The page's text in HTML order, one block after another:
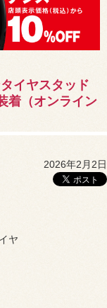
イヤスタッド
着（オンライン
2026年2月2日
ヤ